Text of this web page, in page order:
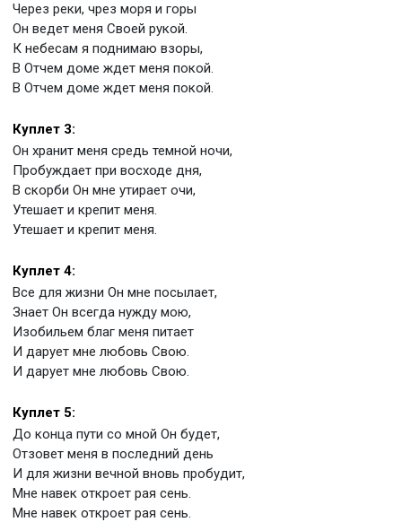
Через реки, чрез моря и горы
Он ведет меня Своей рукой.
К небесам я поднимаю взоры,
В Отчем доме ждет меня покой.
В Отчем доме ждет меня покой.
Куплет 3:
Он хранит меня средь темной ночи,
Пробуждает при восходе дня,
В скорби Он мне утирает очи,
Утешает и крепит меня.
Утешает и крепит меня.
Куплет 4:
Все для жизни Он мне посылает,
Знает Он всегда нужду мою,
Изобильем благ меня питает
И дарует мне любовь Свою.
И дарует мне любовь Свою.
Куплет 5:
До конца пути со мной Он будет,
Отзовет меня в последний день
И для жизни вечной вновь пробудит,
Мне навек откроет рая сень.
Мне навек откроет рая сень.